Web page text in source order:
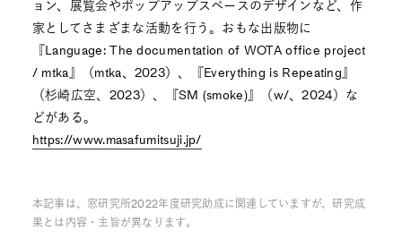
ョン、展覧会やポップアップスペースのデザインなど、作
家としてさまざまな活動を行う。おもな出版物に
『Language: The documentation of WOTA office project
/ mtka』（mtka、2023）、『Everything is Repeating』
（杉崎広空、2023）、『SM (smoke)』（w/、2024）な
どがある。
https://www.masafumitsuji.jp/
本記事は、窓研究所2022年度研究助成に関連していますが、研究成
果とは内容・主旨が異なります。